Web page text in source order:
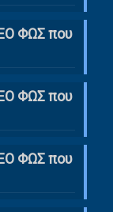
ΦΩΣ που
ΦΩΣ που
ΦΩΣ που